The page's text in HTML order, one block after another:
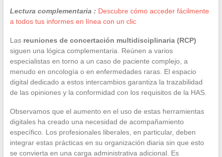
Lectura complementaria : Descubre cómo acceder fácilmente
a todos tus informes en línea con un clic
Las reuniones de concertación multidisciplinaria (RCP)
siguen una lógica complementaria. Reúnen a varios
especialistas en torno a un caso de paciente complejo, a
menudo en oncología o en enfermedades raras. El espacio
digital dedicado a estos intercambios garantiza la trazabilidad
de las opiniones y la conformidad con los requisitos de la HAS.
Observamos que el aumento en el uso de estas herramientas
digitales ha creado una necesidad de acompañamiento
específico. Los profesionales liberales, en particular, deben
integrar estas prácticas en su organización diaria sin que esto
se convierta en una carga administrativa adicional. Es